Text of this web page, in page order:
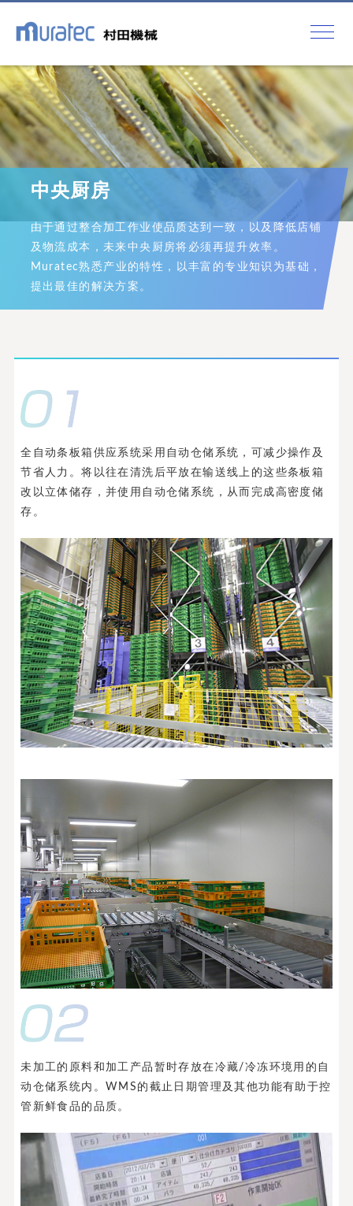
中央厨房
由于通过整合加工作业使品质达到一致，以及降低店铺
及物流成本，未来中央厨房将必须再提升效率。
Muratec熟悉产业的特性，以丰富的专业知识为基础，
提出最佳的解决方案。
全自动条板箱供应系统采用自动仓储系统，可减少操作及
节省人力。将以往在清洗后平放在输送线上的这些条板箱
改以立体储存，并使用自动仓储系统，从而完成高密度储
存。
未加工的原料和加工产品暂时存放在冷藏/冷冻环境用的自
动仓储系统内。WMS的截止日期管理及其他功能有助于控
管新鲜食品的品质。